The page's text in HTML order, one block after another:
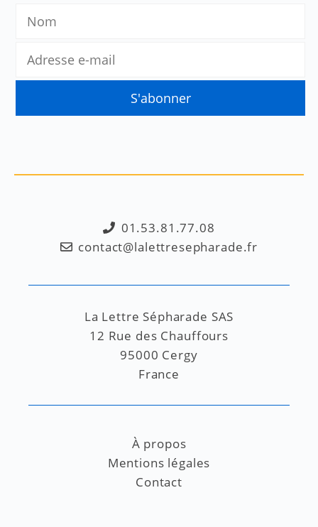
01.53.81.77.08
contact@lalettresepharade.fr
La Lettre Sépharade SAS
12 Rue des Chauffours
95000 Cergy
France
À propos
Mentions légales
Contact